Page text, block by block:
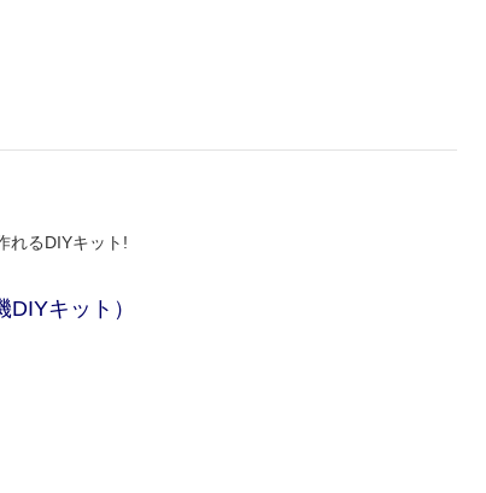
れるDIYキット!
キット）